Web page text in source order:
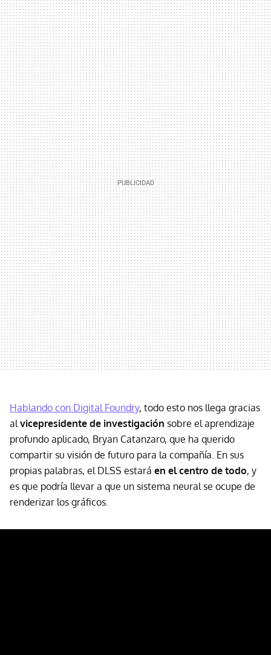
Hablando con Digital Foundry, todo esto nos llega gracias
alvicepresidente de investigación sobre el aprendizaje
profundo aplicado, Bryan Catanzaro, que ha querido
compartir su visión de futuro para la compañía. En sus
propias palabras, el DLSS estará en el centro de todo, y
es que podría llevar a que un sistema neural se ocupe de
renderizar los gráficos.